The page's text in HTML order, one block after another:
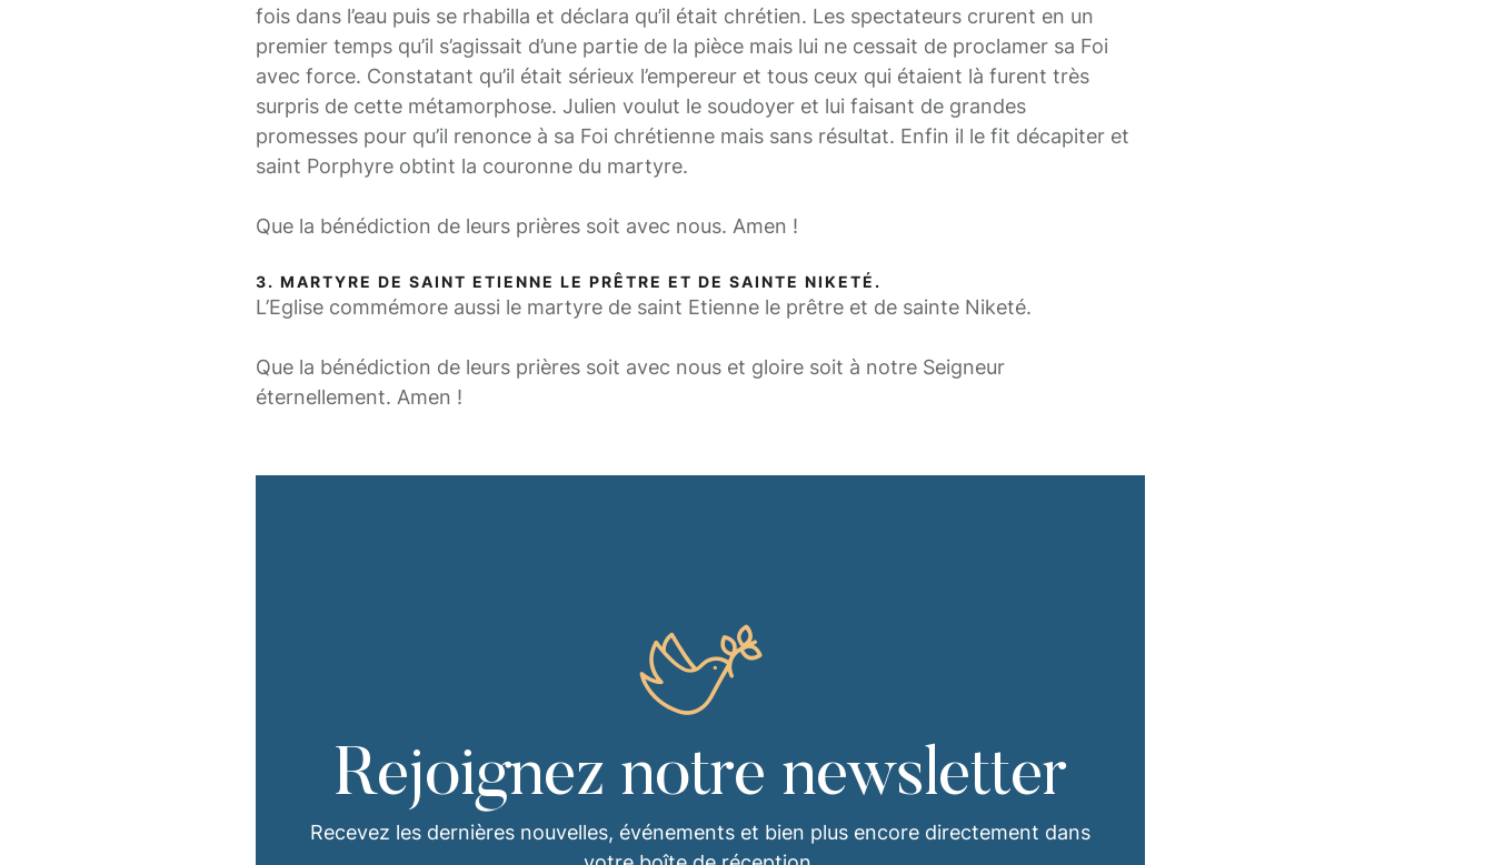
fois dans l’eau puis se rhabilla et déclara qu’il était chrétien. Les spectateurs crurent en un
premier temps qu’il s’agissait d’une partie de la pièce mais lui ne cessait de proclamer sa Foi
avec force. Constatant qu’il était sérieux l’empereur et tous ceux qui étaient là furent très
surpris de cette métamorphose. Julien voulut le soudoyer et lui faisant de grandes
promesses pour qu’il renonce à sa Foi chrétienne mais sans résultat. Enfin il le fit décapiter et
saint Porphyre obtint la couronne du martyre.
Que la bénédiction de leurs prières soit avec nous. Amen !
3. MARTYRE DE SAINT ETIENNE LE PRÊTRE ET DE SAINTE NIKETÉ.
L’Eglise commémore aussi le martyre de saint Etienne le prêtre et de sainte Niketé.
Que la bénédiction de leurs prières soit avec nous et gloire soit à notre Seigneur
éternellement. Amen !
Rejoignez notre newsletter
Recevez les dernières nouvelles, événements et bien plus encore directement dans